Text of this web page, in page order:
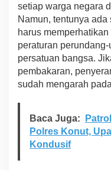
n
K
a
m
a
n
n
s
i
o
setiap warga negara
Namun, tentunya
harus
peraturan
persatuan bangsa.
pembakaran,
sudah mengarah
Baca Juga:
Polres Konut,
Kondusif